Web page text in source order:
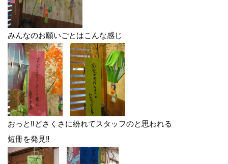
みんなのお願いごとはこんな感じ
おっと‼どさくさに紛れてスタッフのと思われる
短冊を発見‼
前